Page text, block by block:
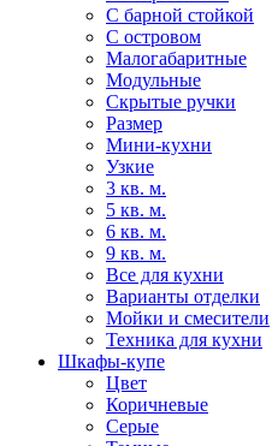
С барной стойкой
С островом
Малогабаритные
Модульные
Скрытые ручки
Размер
Мини-кухни
Узкие
3 кв. м.
5 кв. м.
6 кв. м.
9 кв. м.
Все для кухни
Варианты отделки
Мойки и смесители
Техника для кухни
Шкафы-купе
Цвет
Коричневые
Серые